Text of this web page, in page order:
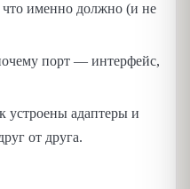
именно должно (и не
порт — интерфейс,
адаптеры и
от друга.